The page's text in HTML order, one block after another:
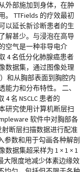
外部施加到身体，在肿
。 TTFields 的疗效最初
以延长新诊断患者的生
解甚少。与浸泡在高导
空气是一种非导电介
4 名低分化肺腺癌患者
数据集，通过图像处理
和从胸部表面到胸腔内
力和分布特性。 二、
名 NSCLC 患者的
研究使用计算机断层扫
软件中对胸部各
断层扫描数据进行配准
参数和用于勾画各种解剖
据集超采样为 1 × 1 × 1
大限度地减少体素边缘效